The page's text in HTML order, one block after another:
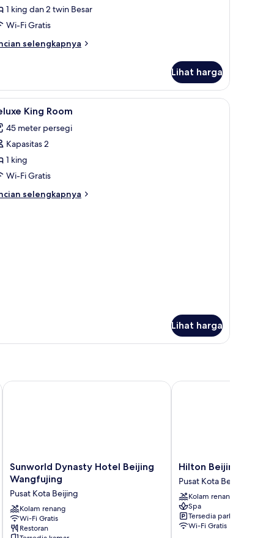
1 king dan 2 twin Besar
Wi-Fi Gratis
selengkapnya
Lihat harga
Selimut bulu angsa, minibar, brankas, dan
2 King Room
45 meter persegi
Kapasitas 2
1 king
Wi-Fi Gratis
selengkapnya
Lihat harga
Sunworld
Dynasty
Beijing
Wangfujing
Pusat
Kota
Sunworld Dynasty Hotel Beijing
Wangfujing
Pusat Kota Beijing
Kolam renang
Wi-Fi Gratis
Restoran
Sunworld Dynasty Hotel Beijing Wangfujing
Hilton
Beijing
Wangfujing
Pusat
Kota
Beijing
Hilton Beijing
Pusat Kota Beijing
Kolam renang
Spa
Tersedia parkir
Wi-Fi Gratis
Hilton Beijing